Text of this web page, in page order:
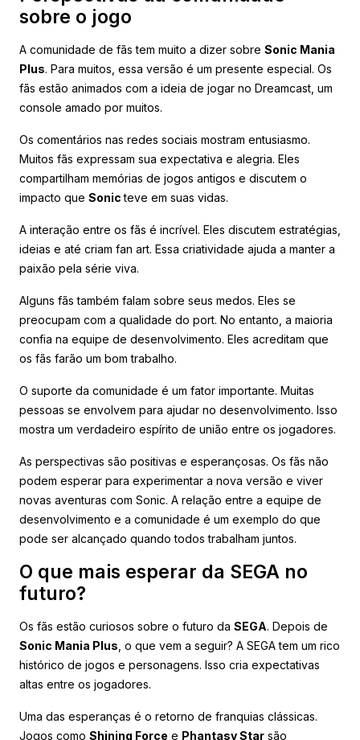
sobre o jogo
A comunidade de fãs tem muito a dizer sobre Sonic Mania
Plus. Para muitos, essa versão é um presente especial. Os
fãs estão animados com a ideia de jogar no Dreamcast, um
console amado por muitos.
Os comentários nas redes sociais mostram entusiasmo.
Muitos fãs expressam sua expectativa e alegria. Eles
compartilham memórias de jogos antigos e discutem o
impacto que Sonicteve em suas vidas.
A interação entre os fãs é incrível. Eles discutem estratégias,
ideias e até criam fan art. Essa criatividade ajuda a manter a
paixão pela série viva.
Alguns fãs também falam sobre seus medos. Eles se
preocupam com a qualidade do port. No entanto, a maioria
confia na equipe de desenvolvimento. Eles acreditam que
os fãs farão um bom trabalho.
O suporte da comunidade é um fator importante. Muitas
pessoas se envolvem para ajudar no desenvolvimento. Isso
mostra um verdadeiro espírito de união entre os jogadores.
As perspectivas são positivas e esperançosas. Os fãs não
podem esperar para experimentar a nova versão e viver
novas aventuras com Sonic. A relação entre a equipe de
desenvolvimento e a comunidade é um exemplo do que
pode ser alcançado quando todos trabalham juntos.
O que mais esperar da SEGA no
futuro?
Os fãs estão curiosos sobre o futuro da SEGA. Depois de
Sonic Mania Plus , o que vem a seguir? A SEGA tem um rico
histórico de jogos e personagens. Isso cria expectativas
altas entre os jogadores.
Uma das esperanças é o retorno de franquias clássicas.
Jogos como Shining Force e Phantasy Star são